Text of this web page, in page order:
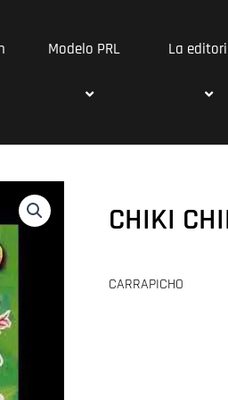
Modelo PRL La
CHIKI
CARRAPICHO